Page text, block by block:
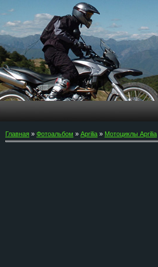
Главная » Фотоальбом » Aprilia » Мотоциклы Aprilia